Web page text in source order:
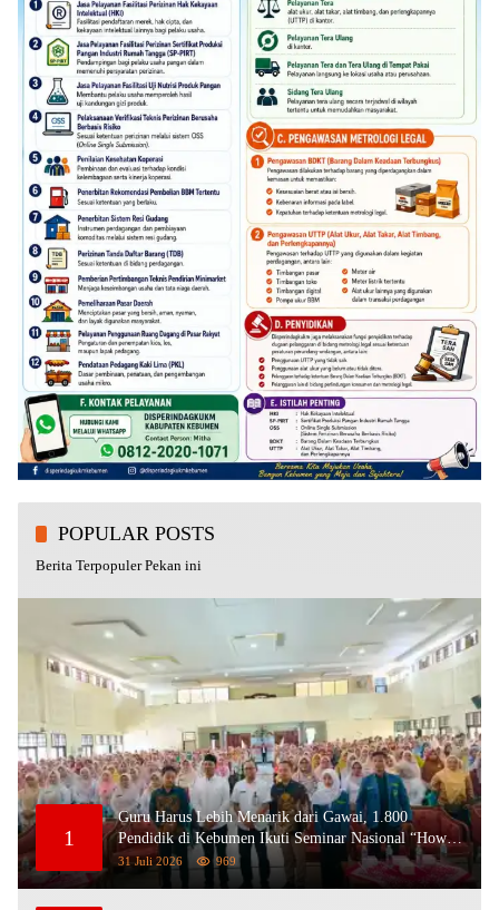
POPULAR POSTS
Berita Terpopuler Pekan ini
1
Guru Harus Lebih Menarik dari Gawai, 1.800
Pendidik di Kebumen Ikuti Seminar Nasional “How
To Be a Great Teacher”
31 Juli 2026 969